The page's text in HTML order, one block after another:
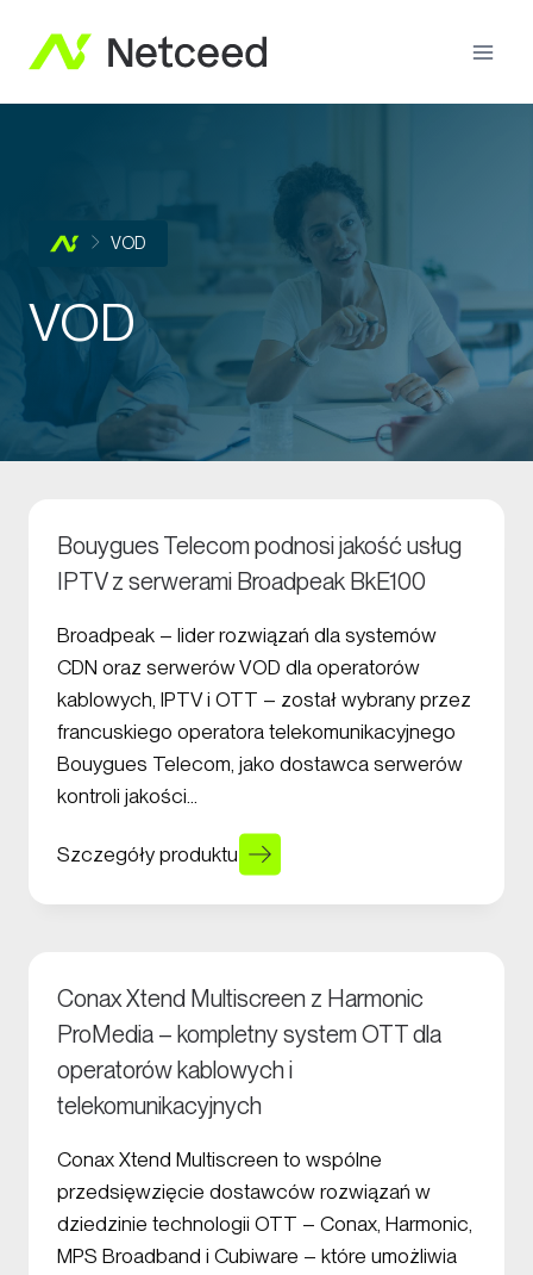
VOD
VOD
Bouygues Telecom podnosi jakość usług
IPTV z serwerami Broadpeak BkE100
Broadpeak – lider rozwiązań dla systemów
CDN oraz serwerów VOD dla operatorów
kablowych, IPTV i OTT – został wybrany przez
francuskiego operatora telekomunikacyjnego
Bouygues Telecom, jako dostawca serwerów
kontroli jakości…
Szczegóły produktu
Conax Xtend Multiscreen z Harmonic
ProMedia – kompletny system OTT dla
operatorów kablowych i
telekomunikacyjnych
Conax Xtend Multiscreen to wspólne
przedsięwzięcie dostawców rozwiązań w
dziedzinie technologii OTT – Conax, Harmonic,
MPS Broadband i Cubiware – które umożliwia